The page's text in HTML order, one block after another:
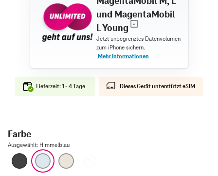
und MagentaMobil
L Young
Lieferzeit: 1 - 4 Tage Dieses Gerät unterstützt eSIM
Farbe
Ausgewählt: Himmelblau
Space SchwarzHimmelblau